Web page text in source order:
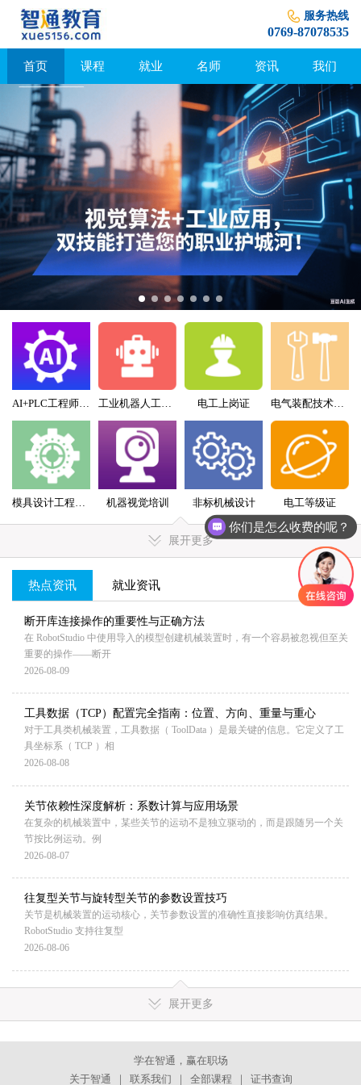
服务热线
0769-87078535
首页 课程 就业 名师 资讯 我们
AI+PLC工程师实战班 工业机器人工程师班 电工上岗证 电气装配技术员（配盘）特训班
机器视觉培训 非标机械设计 电工等级证
展开更多
MORE+
热点资讯 就业资讯
断开库连接操作的重要性与正确方法
在 RobotStudio 中使用导入的模型创建机械装置时，有一个容易被忽视但至关
重要的操作——断开
2026-08-09
工具数据（TCP）配置完全指南：位置、方向、重量与重心
对于工具类机械装置，工具数据（ ToolData ）是最关键的信息。它定义了工
具坐标系（ TCP ）相
2026-08-08
关节依赖性深度解析：系数计算与应用场景
在复杂的机械装置中，某些关节的运动不是独立驱动的，而是跟随另一个关
节按比例运动。例
2026-08-07
往复型关节与旋转型关节的参数设置技巧
关节是机械装置的运动核心，关节参数设置的准确性直接影响仿真结果。
RobotStudio 支持往复型
2026-08-06
展开更多
学在智通，赢在职场
关于智通
｜ 联系我们 ｜ 全部课程 ｜ 证书查询
你们是怎么收费的呢？